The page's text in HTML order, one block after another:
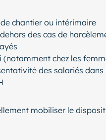
chantier ou intérimaire
des cas de
chez les
des salariés dans
mobiliser le